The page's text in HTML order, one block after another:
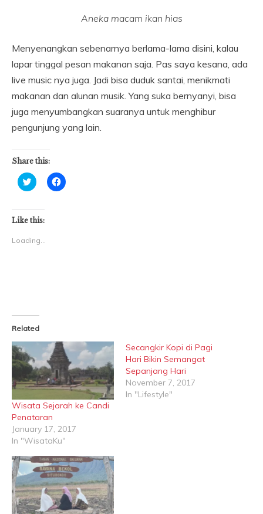
Aneka macam ikan hias
Menyenangkan sebenarnya berlama-lama disini, kalau
lapar tinggal pesan makanan saja. Pas saya kesana, ada
live music nya juga. Jadi bisa duduk santai, menikmati
makanan dan alunan musik. Yang suka bernyanyi, bisa
juga menyumbangkan suaranya untuk menghibur
pengunjung yang lain.
Share this:
Click
to
Twitter
(Opens
in
window)
Click
to
Like this:
Loading...
Related
Wisata Sejarah ke Candi
Penataran
January 17, 2017
In "WisataKu"
Secangkir Kopi di Pagi
Hari Bikin Semangat
Sepanjang Hari
November 7, 2017
In "Lifestyle"